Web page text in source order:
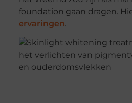
foundation gaan dragen.
ervaringen.